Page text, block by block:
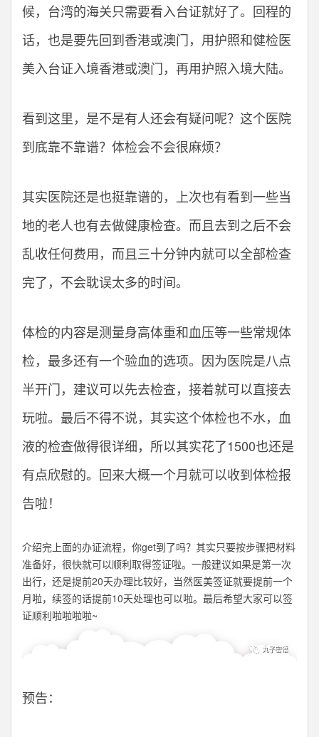
候，台湾的海关只需要看入台证就好了。回程的
话，也是要先回到香港或澳门，用护照和健检医
美入台证入境香港或澳门，再用护照入境大陆。
看到这里，是不是有人还会有疑问呢？这个医院
到底靠不靠谱？体检会不会很麻烦？
其实医院还是也挺靠谱的，上次也有看到一些当
地的老人也有去做健康检查。而且去到之后不会
乱收任何费用，而且三十分钟内就可以全部检查
完了，不会耽误太多的时间。
体检的内容是测量身高体重和血压等一些常规体
检，最多还有一个验血的选项。因为医院是八点
半开门，建议可以先去检查，接着就可以直接去
玩啦。最后不得不说，其实这个体检也不水，血
液的检查做得很详细，所以其实花了1500也还是
有点欣慰的。回来大概一个月就可以收到体检报
告啦！
介绍完上面的办证流程，你get到了吗？其实只要按步骤把材料
准备好，很快就可以顺利取得签证啦。一般建议如果是第一次
出行，还是提前20天办理比较好，当然医美签证就要提前一个
月啦，续签的话提前10天处理也可以啦。最后希望大家可以签
证顺利啦啦啦啦~
预告：